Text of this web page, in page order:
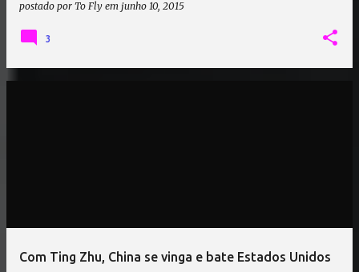
postado por To Fly em junho 10, 2015
3
Com Ting Zhu, China se vinga e bate Estados Unidos